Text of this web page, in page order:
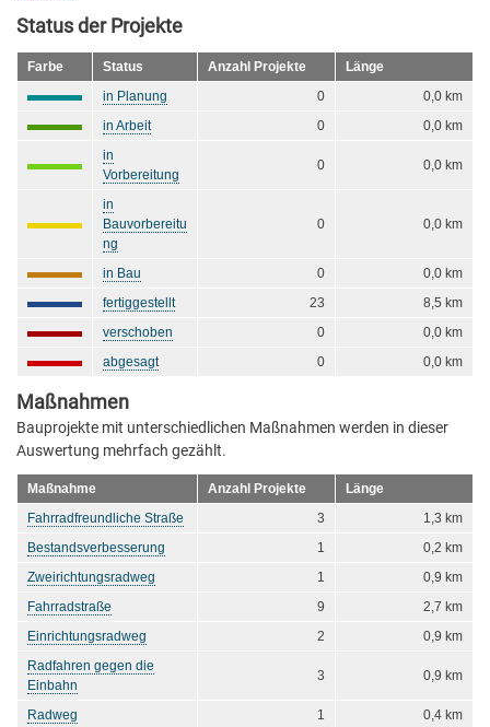
Status der Projekte
Farbe Status Anzahl Projekte
Länge
in Planung
0
0,0 km
in Arbeit
0
0,0 km
in
Vorbereitung
0 0,0 km
in
Bauvorbereitu
ng
0 0,0 km
in Bau 0
0,0 km
fertiggestellt
23
8,5 km
verschoben
0
0,0 km
abgesagt
0 0,0 km
Maßnahmen
Bauprojekte mit unterschiedlichen Maßnahmen werden in dieser
Auswertung mehrfach gezählt.
Maßnahme Anzahl Projekte
Länge
Fahrradfreundliche Straße
3
1,3 km
Bestandsverbesserung
1
0,2 km
Zweirichtungsradweg
1
0,9 km
Fahrradstraße
9
2,7 km
Einrichtungsradweg
2
0,9 km
Radfahren gegen die
Einbahn
3 0,9 km
Radweg 1
0,4 km